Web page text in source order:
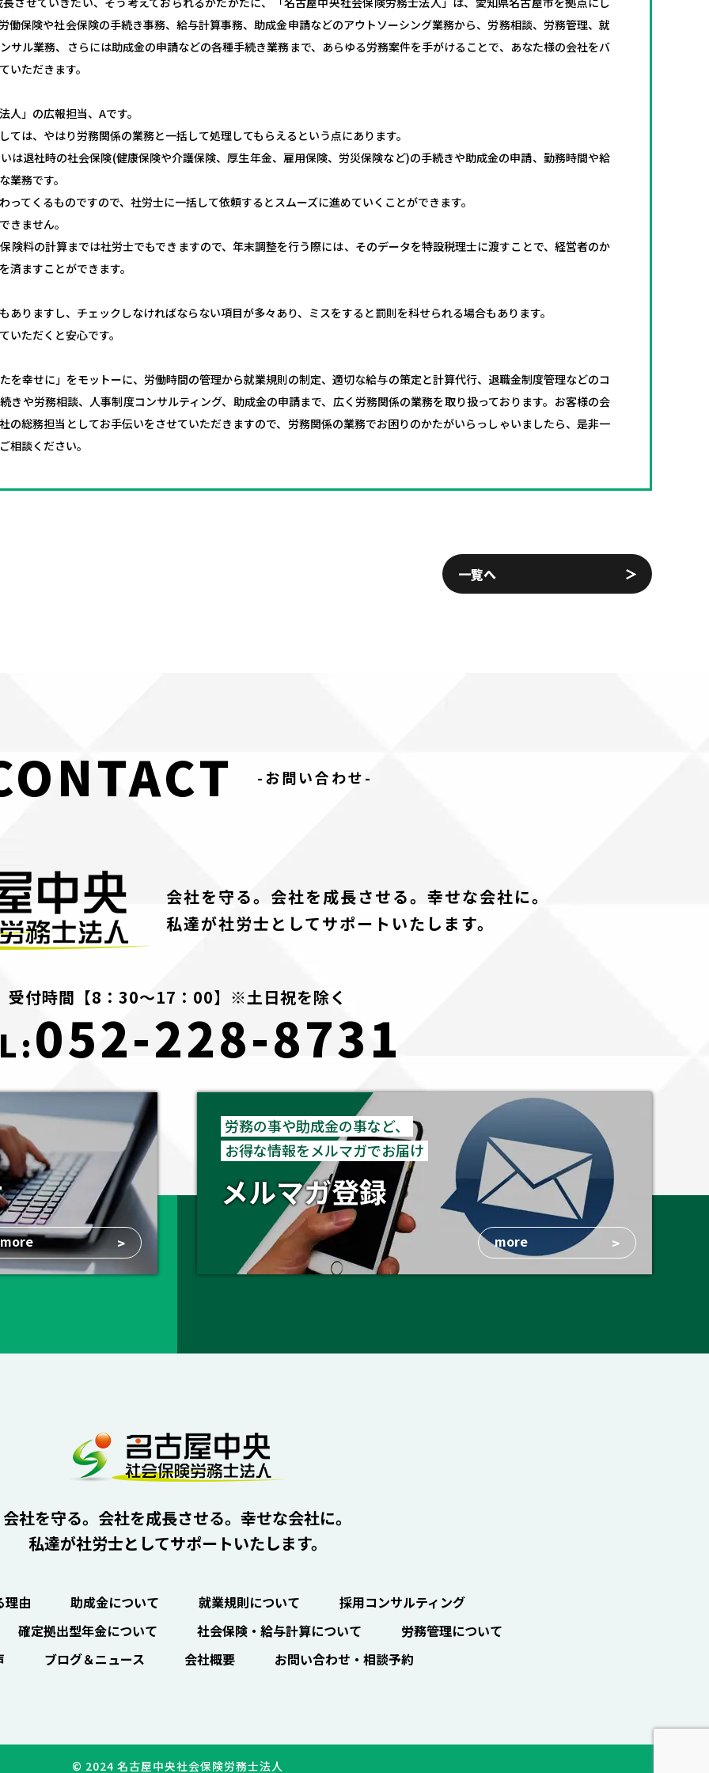
働保険や社会保険の手続き事務、給与計算事務、助成金申請などのアウトソーシング業務から、労務相談、労務管理、就
サル業務、さらには助成金の申請などの各種手続き業務まで、あらゆる労務案件を手がけることで、あなた様の会社をバ
ただきます。
」の広報担当、Aです。
は、やはり労務関係の業務と一括して処理してもらえるという点にあります。
は退社時の社会保険(健康保険や介護保険、厚生年金、雇用保険、労災保険など)の手続きや助成金の申請、勤務時間や給
業務です。
てくるものですので、社労士に一括して依頼するとスムーズに進めていくことができます。
きません。
険料の計算までは社労士でもできますので、年末調整を行う際には、そのデータを特設税理士に渡すことで、経営者のか
ますことができます。
りますし、チェックしなければならない項目が多々あり、ミスをすると罰則を科せられる場合もあります。
ただくと安心です。
を幸せに」をモットーに、労働時間の管理から就業規則の制定、適切な給与の策定と計算代行、退職金制度管理などのコ
きや労務相談、人事制度コンサルティング、助成金の申請まで、広く労務関係の業務を取り扱っております。お客様の会
の総務担当としてお手伝いをさせていただきますので、労務関係の業務でお困りのかたがいらっしゃいましたら、是非一
相談ください。
一覧へ
-お問い合わせ-
会社を守る。会社を成長させる。幸せな会社に。
私達が社労士としてサポートいたします。
受付時間【8：30～17：00】※土日祝を除く
052-228-8731
more >
労務の事や助成金の事など、
お得な情報をメルマガでお届け
メルマガ登録
more >
会社を守る。会社を成長させる。幸せな会社に。
私達が社労士としてサポートいたします。
理由 助成金について 就業規則について
採用コンサルティング
確定拠出型年金について
社会保険・給与計算について
労務管理について
ブログ＆ニュース 会社概要 お問い合わせ・相談予約
© 2024 名古屋中央社会保険労務士法人